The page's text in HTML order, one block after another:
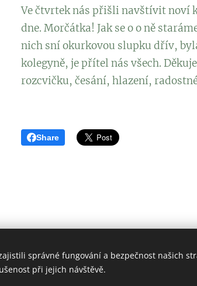
Ve čtvrtek nás přišli navštívit noví
dne. Morčátka! Jak se o o ně
nich sní okurkovou slupku dřív,
kolegyně, je přítel nás všech.
rozcvičku, česání, hlazení,
Share
správné fungování a bezpečnost našich
při jejich návštěvě.